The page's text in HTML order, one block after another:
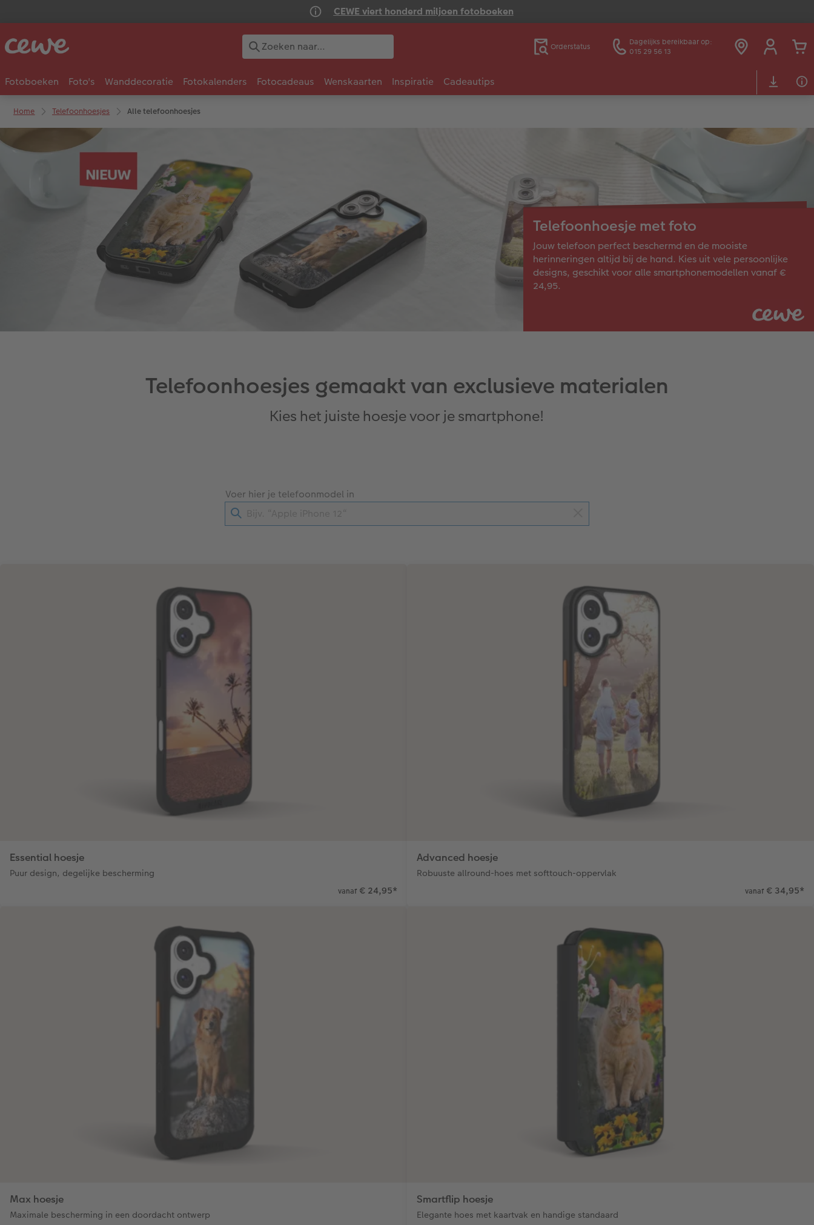
CEWE viert honderd miljoen fotoboeken
Orderstatus
Dagelijks bereikbaar op:
015 29 56 13
Fotoboeken Foto's Wanddecoratie Fotokalenders Fotocadeaus Wenskaarten Inspiratie Cadeautips
Home Telefoonhoesjes Alle telefoonhoesjes
Telefoonhoesje met foto
Jouw telefoon perfect beschermd en de mooiste
herinneringen altijd bij de hand. Kies uit vele persoonlijke
designs, geschikt voor alle smartphonemodellen vanaf €
24,95.
Telefoonhoesjes gemaakt van exclusieve materialen
Kies het juiste hoesje voor je smartphone!
Voer hier je telefoonmodel in
Essential hoesje
Puur design, degelijke bescherming
vanaf € 24,95*
Advanced hoesje
Robuuste allround-hoes met softtouch-oppervlak
vanaf € 34,95*
Max hoesje
Maximale bescherming in een doordacht ontwerp
Smartflip hoesje
Elegante hoes met kaartvak en handige standaard